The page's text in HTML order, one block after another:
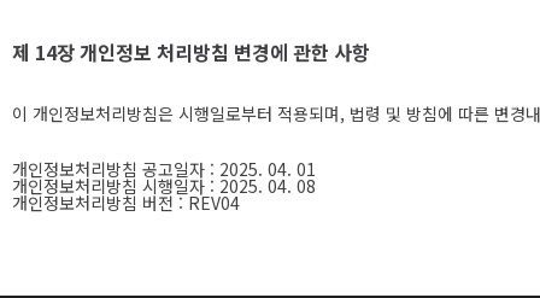
제 14장 개인정보 처리방침 변경에 관한 사항
이 개인정보처리방침은 시행일로부터 적용되며, 법령 및 방침에 따른 변
개인정보처리방침 공고일자 : 2025. 04. 01
개인정보처리방침 시행일자 : 2025. 04. 08
개인정보처리방침 버전 : REV04